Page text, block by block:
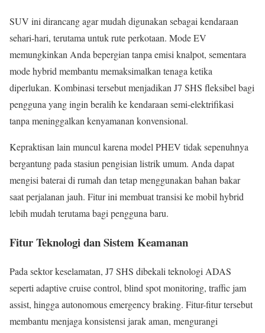
SUV ini dirancang agar mudah digunakan sebagai kendaraan
sehari-hari, terutama untuk rute perkotaan. Mode EV
memungkinkan Anda bepergian tanpa emisi knalpot, sementara
mode hybrid membantu memaksimalkan tenaga ketika
diperlukan. Kombinasi tersebut menjadikan J7 SHS fleksibel bagi
pengguna yang ingin beralih ke kendaraan semi-elektrifikasi
tanpa meninggalkan kenyamanan konvensional.
Kepraktisan lain muncul karena model PHEV tidak sepenuhnya
bergantung pada stasiun pengisian listrik umum. Anda dapat
mengisi baterai di rumah dan tetap menggunakan bahan bakar
saat perjalanan jauh. Fitur ini membuat transisi ke mobil hybrid
lebih mudah terutama bagi pengguna baru.
Fitur Teknologi dan Sistem Keamanan
Pada sektor keselamatan, J7 SHS dibekali teknologi ADAS
seperti adaptive cruise control, blind spot monitoring, traffic jam
assist, hingga autonomous emergency braking. Fitur-fitur tersebut
membantu menjaga konsistensi jarak aman, mengurangi